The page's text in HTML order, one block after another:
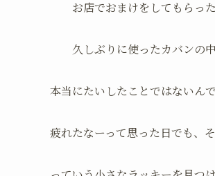
お店でおまけをしてもらっ
久しぶりに使ったカバンの
本当にたいしたことではない
疲れたなーって思った日でも、